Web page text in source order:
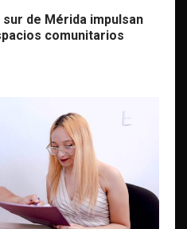
de Mérida impulsan
comunitarios